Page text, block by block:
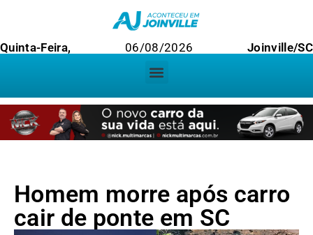
Quinta-Feira, 06/08/2026 Joinville/SC
Homem morre após carro
cair de ponte em SC